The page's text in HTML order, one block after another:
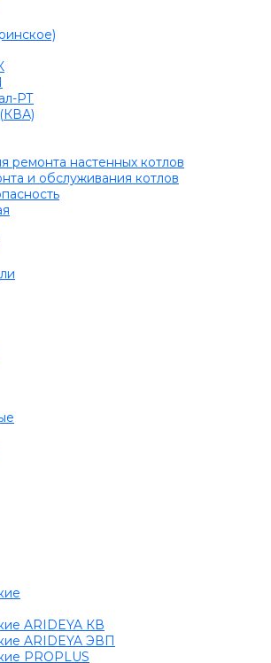
РТ
ремонта настенных котлов
и обслуживания котлов
ARIDEYA КВ
ARIDEYA ЭВП
PROPLUS